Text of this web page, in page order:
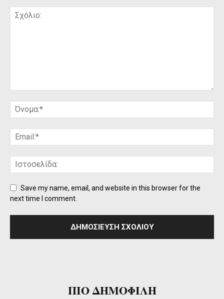
Save my name, email, and website in this browser for the
next time I comment.
ΠΙΟ ΔΗΜΟΦΙΛΗ